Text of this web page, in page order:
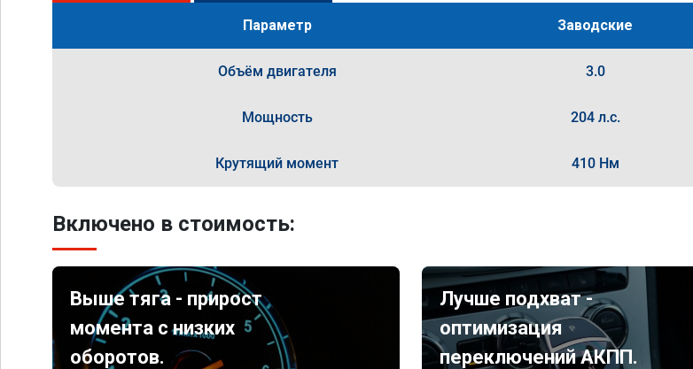
Параметр Заводские
Объём двигателя 3.0
Мощность 204 л.с.
Крутящий момент 410 Нм
Включено в стоимость:
Выше тяга - прирост
момента с низких
оборотов.
Лучше подхват -
оптимизация
переключений АКПП.